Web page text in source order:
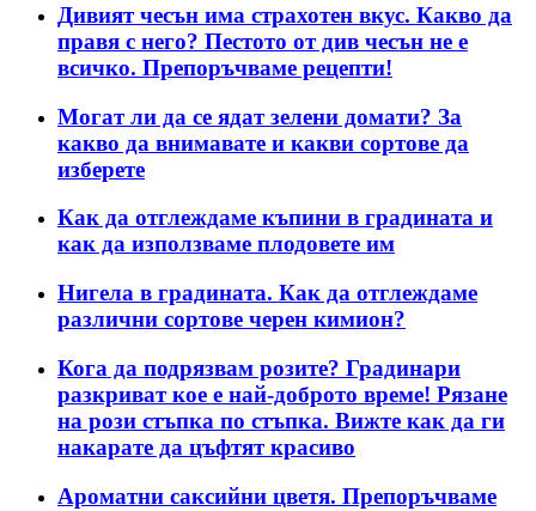
Дивият чесън има страхотен вкус. Какво да
правя с него? Пестото от див чесън не е
всичко. Препоръчваме рецепти!
Могат ли да се ядат зелени домати? За
какво да внимавате и какви сортове да
изберете
Как да отглеждаме къпини в градината и
как да използваме плодовете им
Нигела в градината. Как да отглеждаме
различни сортове черен кимион?
Кога да подрязвам розите? Градинари
разкриват кое е най-доброто време! Рязане
на рози стъпка по стъпка. Вижте как да ги
накарате да цъфтят красиво
Ароматни саксийни цветя. Препоръчваме